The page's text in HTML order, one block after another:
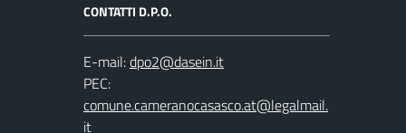
CONTATTI D.P.O.
E-mail:
PEC: